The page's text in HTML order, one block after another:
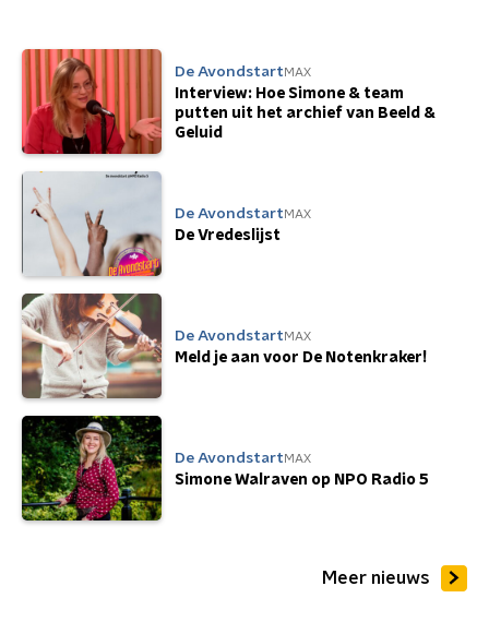
De Avondstart MAX
Interview: Hoe Simone & team
putten uit het archief van Beeld &
Geluid
De Avondstart MAX
De Vredeslijst
De Avondstart MAX
Meld je aan voor De Notenkraker!
De Avondstart MAX
Simone Walraven op NPO Radio 5
Meer nieuws